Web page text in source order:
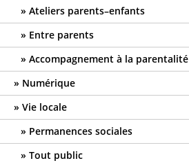
Ateliers parents–enfants
Entre parents
Accompagnement à la parentalité
Numérique
Vie locale
Permanences sociales
Tout public